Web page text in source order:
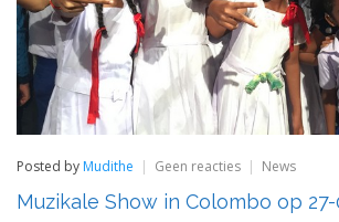
Posted by Mudithe Geen reactiesop
Show
News
Muzikale Show in Colombo op 27-